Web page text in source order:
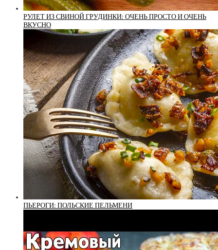
РУЛЕТ ИЗ СВИНОЙ ГРУДИНКИ: ОЧЕНЬ ПРОСТО И ОЧЕНЬ
ВКУСНО
ПЬЕРОГИ: ПОЛЬСКИЕ ПЕЛЬМЕНИ